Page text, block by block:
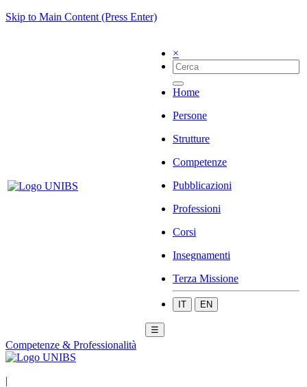
Skip to Main Content (Press Enter)
×
Home
Persone
Strutture
Competenze
Pubblicazioni
Professioni
Corsi
Insegnamenti
Terza Missione
IT EN
☰
Competenze & Professionalità
|